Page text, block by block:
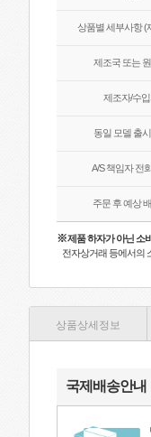
상품별 세부사항 (
제조국 또는
제조자/수
동일 모델 출
A/S 책임자 전
주문 후 예상
※제품 하자가 아닌 소
전자상거래 등에서의
상품상세정보
국제배송안내